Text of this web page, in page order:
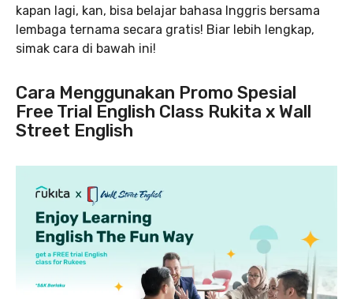
kapan lagi, kan, bisa belajar bahasa Inggris bersama
lembaga ternama secara gratis! Biar lebih lengkap,
simak cara di bawah ini!
Cara Menggunakan Promo Spesial
Free Trial English Class Rukita x Wall
Street English